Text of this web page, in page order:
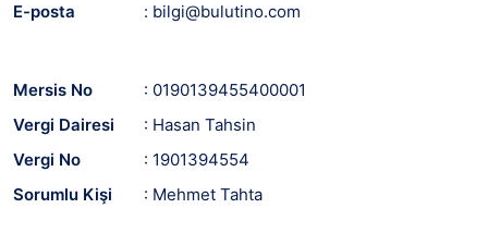
E-posta
: bilgi@bulutino.com
Mersis No
: 0190139455400001
Vergi Dairesi
: Hasan Tahsin
Vergi No
: 1901394554
Sorumlu Kişi
: Mehmet Tahta